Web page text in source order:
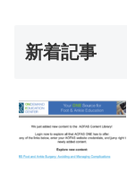
新着記事